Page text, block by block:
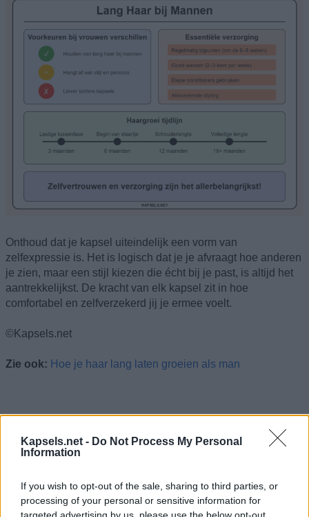
Kapsels.net - Do Not Process My Personal
Information
If you wish to opt-out of the sale, sharing to third parties, or
processing of your personal or sensitive information for
Onthoud dat je kapsel uiteindelijk een vorm van
zelfexpressie is. Het is logisch dat je je afvraagt hoe anderen
je zien, maar een stijl kiezen die écht bij je past, is altijd het
aantrekkelijkst. De kracht van elk kapsel zit in hoe
comfortabel en zelfverzekerd jij je ermee voelt.
©Kapsels.net
Zie ook: Hoe je haar lang laten groeien als man